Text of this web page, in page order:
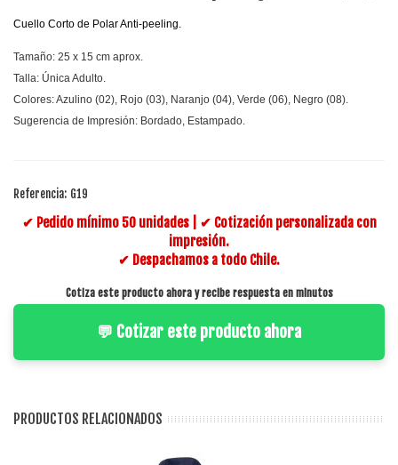
Cuello Corto de Polar Anti-peeling.
Tamaño: 25 x 15 cm aprox.
Talla: Única Adulto.
Colores: Azulino (02), Rojo (03), Naranjo (04), Verde (06), Negro (08).
Sugerencia de Impresión: Bordado, Estampado.
Referencia: G19
✔ Pedido mínimo 50 unidades | ✔ Cotización personalizada con
impresión.
✔ Despachamos a todo Chile.
Cotiza este producto ahora y recibe respuesta en minutos
💬 Cotizar este producto ahora
PRODUCTOS RELACIONADOS